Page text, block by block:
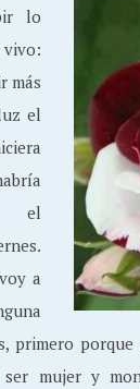
lo
más
el
el
a
primero
ser mujer y